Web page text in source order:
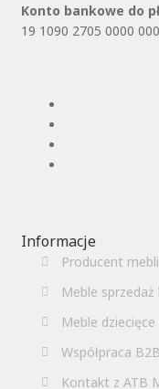
Konto bankowe do
19 1090 2705 0000
Informacje
Producent
Meble
Meble
Współpraca
Kontakt z ATB